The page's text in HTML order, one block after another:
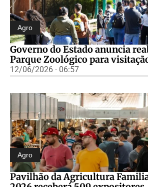
Agro
Governo do Estado anuncia
Parque Zoológico para
12/06/2026 - 06:57
Agro
Pavilhão da Agricultura